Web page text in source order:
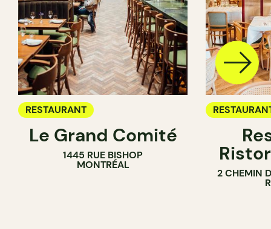
RESTAURANT
Le Grand Comité
1445 RUE BISHOP
MONTRÉAL
2 CHEMIN